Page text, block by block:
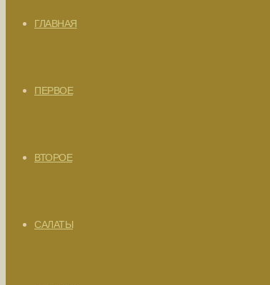
ГЛАВНАЯ
ПЕРВОЕ
ВТОРОЕ
САЛАТЫ